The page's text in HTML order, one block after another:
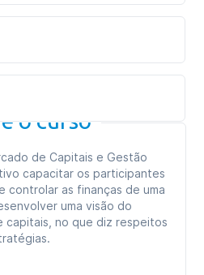
o curso
de Capitais e Gestão
capacitar os participantes
controlar as finanças de uma
uma visão do
capitais, no que diz respeitos